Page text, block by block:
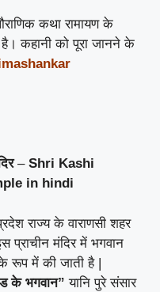
कथा रामायण के
कहानी को पूरा जानने के
– Shri Kashi
in hindi
राज्य के वाराणसी शहर
प्राचीन मंदिर में भगवान
के रूप में की जाती है |
के भगवान”यानि पुरे संसार